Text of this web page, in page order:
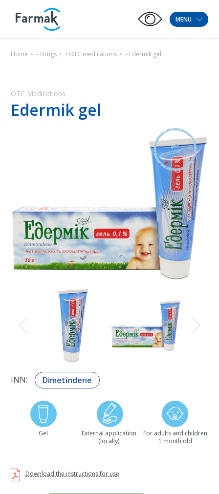
MENU
Home - Drugs - OTC medications - Edermik gel
OTC Medications
Edermik gel
INN: Dimetindene
Gel
External application
(locally)
For adults and children
1 month old
Download the instructions for use